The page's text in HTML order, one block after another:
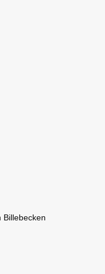
Billebecken